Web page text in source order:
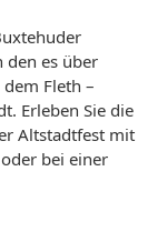
den es über
Fleth –
Erleben Sie die
Altstadtfest mit
bei einer